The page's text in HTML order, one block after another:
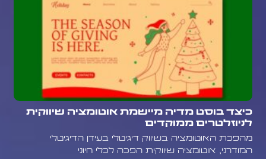
כיצד בוסט מדיה מיישמת אוטומציה שיווקית
לניוזלטרים ממוקדים
מהפכת האוטומציה בשיווק דיגיטלי בעידן הדיגיטלי
המודרני, אוטומציה שיווקית הפכה לכלי חיוני